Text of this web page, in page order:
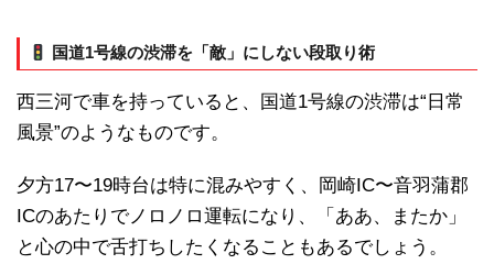
国道1号線の渋滞を「敵」にしない段取り術
西三河で車を持っていると、国道1号線の渋滞は“日常
風景”のようなものです。
夕方17〜19時台は特に混みやすく、岡崎IC〜音羽蒲郡
ICのあたりでノロノロ運転になり、「ああ、またか」
と心の中で舌打ちしたくなることもあるでしょう。